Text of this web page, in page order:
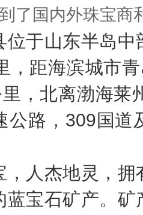
了国内外珠宝商
位于山东半岛
距海滨城市
，北离渤海莱
公路，309国道
，人杰地灵，
蓝宝石矿产。